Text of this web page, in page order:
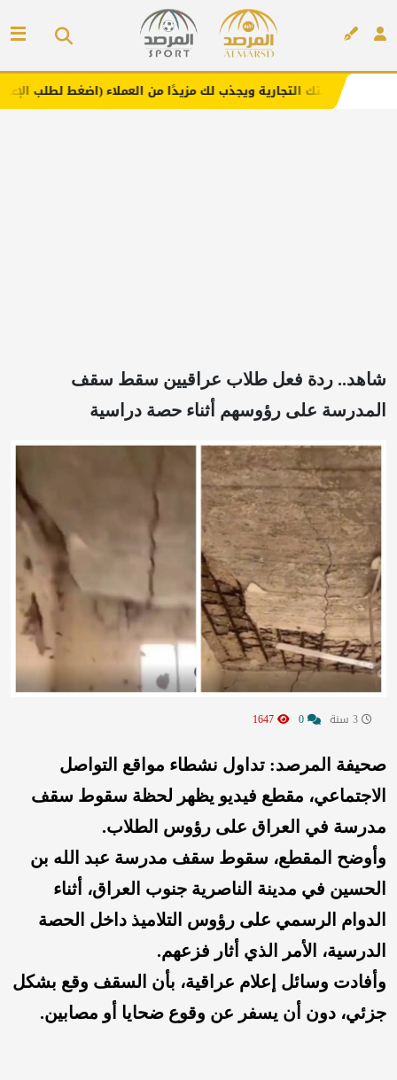
ويجذب لك مزيدًا من العملاء (اضغط لطلب الإعلان)
شاهد.. ردة فعل طلاب عراقيين سقط سقف
المدرسة على رؤوسهم أثناء حصة دراسية
صحيفة المرصد: تداول نشطاء مواقع التواصل
الاجتماعي، مقطع فيديو يظهر لحظة سقوط سقف
مدرسة في العراق على رؤوس الطلاب.
وأوضح المقطع، سقوط سقف مدرسة عبد الله بن
الحسين في مدينة الناصرية جنوب العراق، أثناء
الدوام الرسمي على رؤوس التلاميذ داخل الحصة
الدرسية، الأمر الذي أثار فزعهم.
وأفادت وسائل إعلام عراقية، بأن السقف وقع بشكل
جزئي، دون أن يسفر عن وقوع ضحايا أو مصابين.